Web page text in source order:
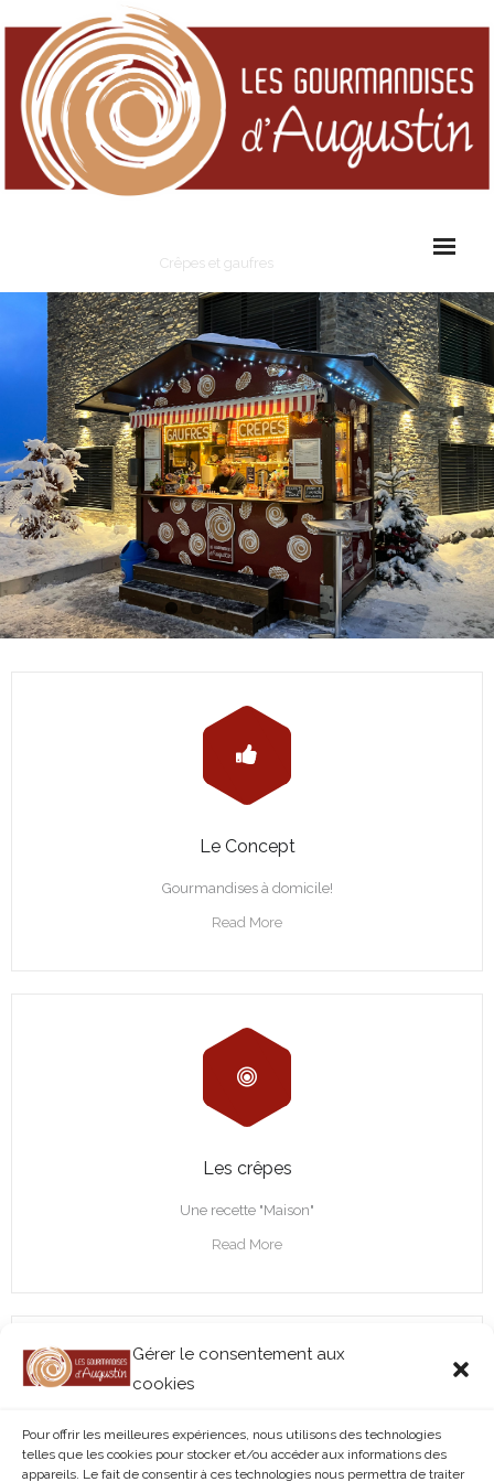
Gérer le consentement aux
cookies
Pour offrir les meilleures expériences, nous utilisons des technologies
telles que les cookies pour stocker et/ou accéder aux informations des
appareils. Le fait de consentir à ces technologies nous permettra de traiter
Crêpes et gaufres
Cart (0Items)
Le Concept
Gourmandises à domicile!
Read More
Les crêpes
Une recette "Maison"
Read More